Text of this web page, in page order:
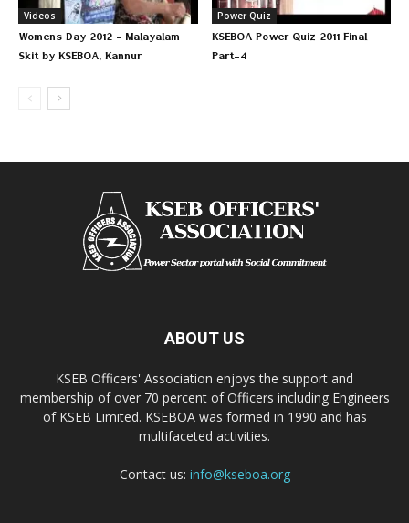
Videos
Womens Day 2012 – Malayalam
Skit by KSEBOA, Kannur
Power Quiz
KSEBOA Power Quiz 2011 Final
Part-4
ABOUT US
KSEB Officers' Association enjoys the support and
membership of over 70 percent of Officers including Engineers
of KSEB Limited. KSEBOA was formed in 1990 and has
multifaceted activities.
Contact us: info@kseboa.org